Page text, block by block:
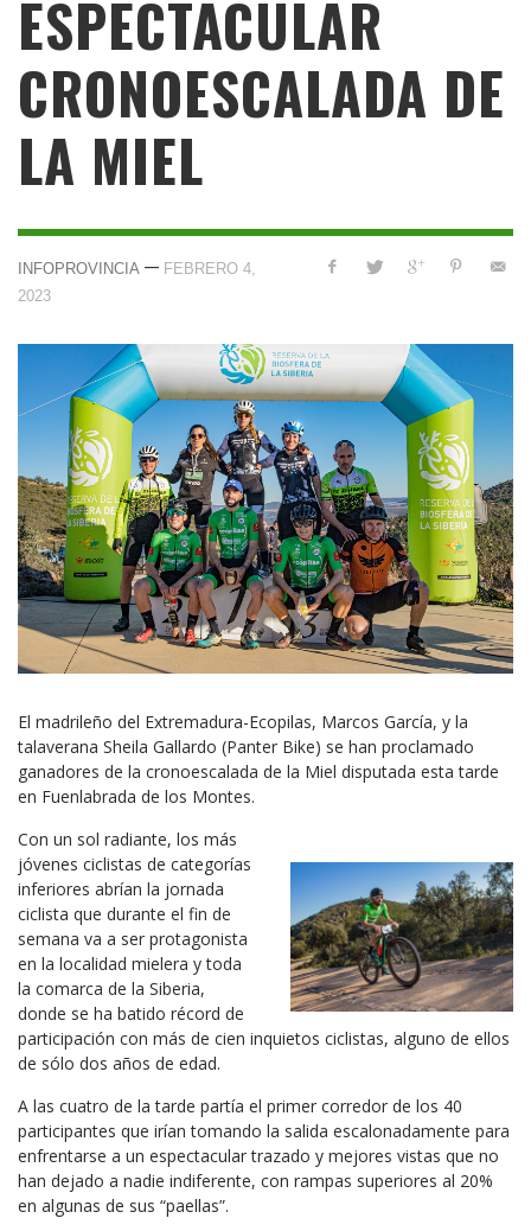
ESPECTACULAR
CRONOESCALADA DE
LA MIEL
INFOPROVINCIA — FEBRERO 4,
2023
El madrileño del Extremadura-Ecopilas, Marcos García, y la
talaverana Sheila Gallardo (Panter Bike) se han proclamado
ganadores de la cronoescalada de la Miel disputada esta tarde
en Fuenlabrada de los Montes.
Con un sol radiante, los más
jóvenes ciclistas de categorías
inferiores abrían la jornada
ciclista que durante el fin de
semana va a ser protagonista
en la localidad mielera y toda
la comarca de la Siberia,
donde se ha batido récord de
participación con más de cien inquietos ciclistas, alguno de ellos
de sólo dos años de edad.
A las cuatro de la tarde partía el primer corredor de los 40
participantes que irían tomando la salida escalonadamente para
enfrentarse a un espectacular trazado y mejores vistas que no
han dejado a nadie indiferente, con rampas superiores al 20%
en algunas de sus “paellas”.